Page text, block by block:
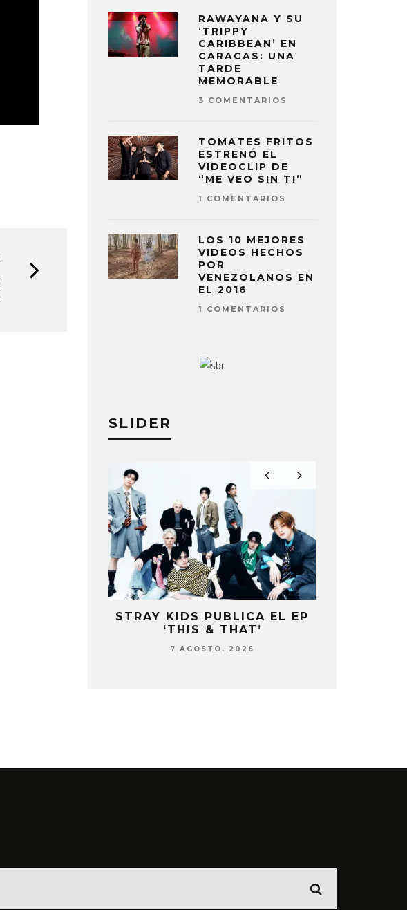
RAWAYANA Y SU
‘TRIPPY
CARIBBEAN’ EN
CARACAS: UNA
TARDE
MEMORABLE
3 COMENTARIOS
TOMATES FRITOS
ESTRENÓ EL
VIDEOCLIP DE
“ME VEO SIN TI”
1 COMENTARIOS
LOS 10 MEJORES
VIDEOS HECHOS
POR
VENEZOLANOS EN
EL 2016
1 COMENTARIOS
SLIDER
STRAY KIDS PUBLICA EL EP
‘THIS & THAT’
7 AGOSTO, 2026